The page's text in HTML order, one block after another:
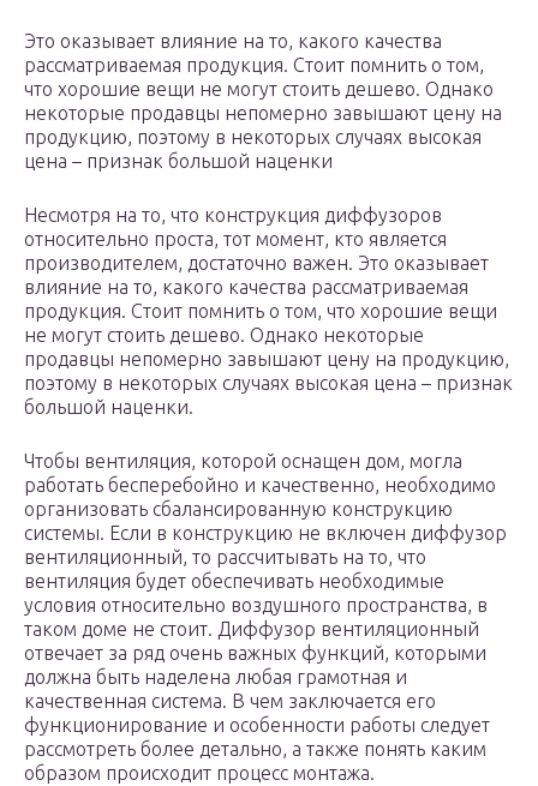
Это оказывает влияние на то, какого качества
рассматриваемая продукция. Стоит помнить о том,
что хорошие вещи не могут стоить дешево. Однако
некоторые продавцы непомерно завышают цену на
продукцию, поэтому в некоторых случаях высокая
цена – признак большой наценки
Несмотря на то, что конструкция диффузоров
относительно проста, тот момент, кто является
производителем, достаточно важен. Это оказывает
влияние на то, какого качества рассматриваемая
продукция. Стоит помнить о том, что хорошие вещи
не могут стоить дешево. Однако некоторые
продавцы непомерно завышают цену на продукцию,
поэтому в некоторых случаях высокая цена – признак
большой наценки.
Чтобы вентиляция, которой оснащен дом, могла
работать бесперебойно и качественно, необходимо
организовать сбалансированную конструкцию
системы. Если в конструкцию не включен диффузор
вентиляционный, то рассчитывать на то, что
вентиляция будет обеспечивать необходимые
условия относительно воздушного пространства, в
таком доме не стоит. Диффузор вентиляционный
отвечает за ряд очень важных функций, которыми
должна быть наделена любая грамотная и
качественная система. В чем заключается его
функционирование и особенности работы следует
рассмотреть более детально, а также понять каким
образом происходит процесс монтажа.